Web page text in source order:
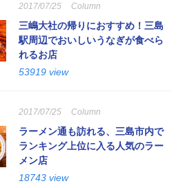
2017/07/25 Column
三嶋大社の帰りにおすすめ！三島
駅周辺でおいしいうなぎが食べら
れるお店
53919 view
2017/07/25 Column
ラーメン通も訪れる、三島市内で
ランキング上位に入る人気のラー
メン店
18743 view